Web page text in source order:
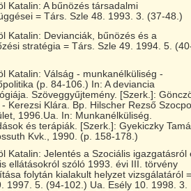
Katalin: A bűnözés társadalmi
= Társ. Szle 48. 1993. 3. (37-48.)
Katalin: Devianciák, bűnözés és a
stratégia = Társ. Szle 49. 1994. 5.
Katalin: Válság - munkanélküliség -
(p. 84-106.) In: A deviancia
Szöveggyűjtemény. [Szerk.]:
- Kerezsi Klára. Bp. Hilscher Rezső
1996.Ua. In: Munkanélküliség.
és terápiák. [Szerk.]: Gyekiczky
Kvk., 1990. (p. 158-178.)
Katalin: Jelentés a Szociális igazgatásról
ellátásokról szóló 1993. évi III. törvény
folytán kialakult helyzet vizsgálatáról =
1997. 5. (94-102.) Ua. Esély 10. 1998. 3.